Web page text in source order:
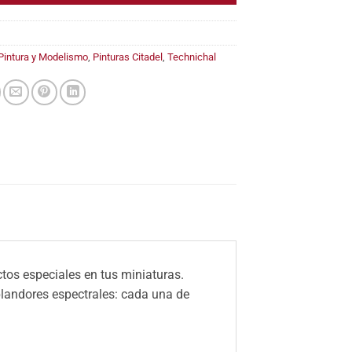
y Modelismo, Pinturas Citadel,Technichal
especiales en tus miniaturas.
espectrales: cada una de